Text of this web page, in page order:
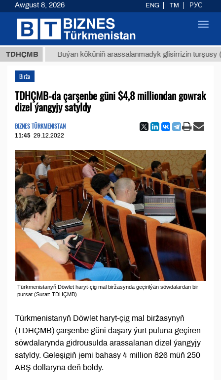
TDHÇMBBuýan köküniň arassalanmadyk glisirrizin turşusy (t.)
Birža
TDHÇMB-da çarşenbe güni $4,8 milliondan gowrak
dizel ýangyjy satyldy
BIZNES TÜRKMENISTAN
11:45 29.12.2022
Türkmenistanyň Döwlet haryt-çig mal biržasynda geçirilýän söwdalardan bir
pursat (Surat: TDHÇMB)
Türkmenistanyň Döwlet haryt-çig mal biržasynyň
(TDHÇMB) çarşenbe güni daşary ýurt puluna geçiren
söwdalarynda gidrousulda arassalanan dizel ýangyjy
satyldy. Geleşigiň jemi bahasy 4 million 826 müň 250
ABŞ dollaryna deň boldy.
Awgust 8, 2026 ENG TM РУС